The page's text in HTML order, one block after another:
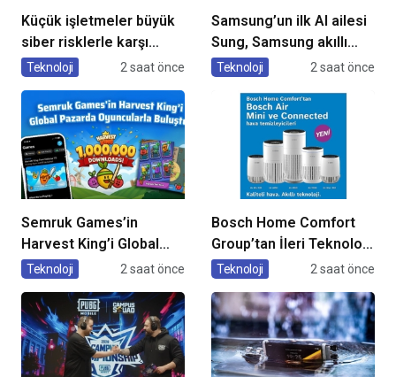
Küçük işletmeler büyük
siber risklerle karşı
karşıya
Teknoloji 2 saat önce
Samsung’un ilk AI ailesi
Sung, Samsung akıllı
yaşam deneyimini
Teknoloji 2 saat önce
Semruk Games’in
Harvest King’i Global
Pazarda Oyuncularla
Teknoloji 2 saat önce
Bosch Home Comfort
Group’tan İleri Teknoloji
Hava Temizleme
Teknoloji 2 saat önce